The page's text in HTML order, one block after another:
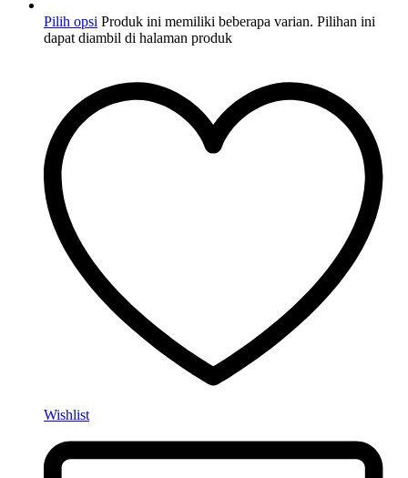
Pilih opsi Produk ini memiliki beberapa varian. Pilihan ini
dapat diambil di halaman produk
Wishlist